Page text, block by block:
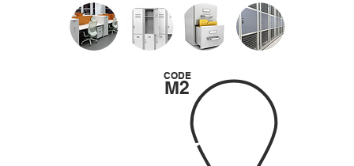
CODE
M2
使い捨てモ